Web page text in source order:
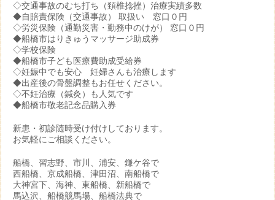
◇交通事故のむち打ち（頚椎捻挫）治療実績多数
◆自賠責保険（交通事故） 取扱い 窓口０円
◇労災保険（通勤災害・勤務中のけが） 窓口０円
◆船橋市はりきゅうマッサージ助成券
◇学校保険
◆船橋市子ども医療費助成受給券
◇妊娠中でも安心 妊婦さんも治療します
◆出産後の骨盤調整もお任せください。
◇不妊治療（鍼灸）も人気です
◆船橋市敬老記念品購入券
新患・初診随時受け付けしております。
お気軽にご相談ください。
船橋、習志野、市川、浦安、鎌ケ谷で
西船橋、京成船橋、津田沼、南船橋で
大神宮下、海神、東船橋、新船橋で
馬込沢、船橋競馬場、船橋法典で